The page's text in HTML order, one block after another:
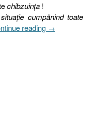
chibzuinţa !
cumpănind toate
reading „Pilda
→